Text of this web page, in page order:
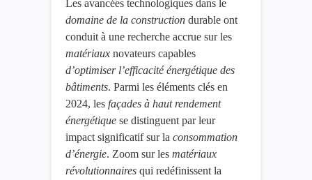
Les avancées technologiques dans le
domaine de la construction durable ont
conduit à une recherche accrue sur les
matériaux novateurs capables
d’optimiser l’efficacité énergétique des
bâtiments. Parmi les éléments clés en
2024, les façades à haut rendement
énergétique se distinguent par leur
impact significatif sur la consommation
d’énergie. Zoom sur les matériaux
révolutionnaires qui redéfinissent la